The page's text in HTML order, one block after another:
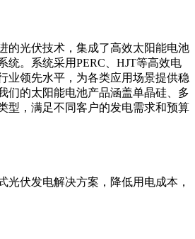
的光伏技术，集成了高效太阳能电池
统。系统采用PERC、HJT等高效电
业领先水平，为各类应用场景提供稳
们的太阳能电池产品涵盖单晶硅、多
型，满足不同客户的发电需求和预算
光伏发电解决方案，降低用电成本，